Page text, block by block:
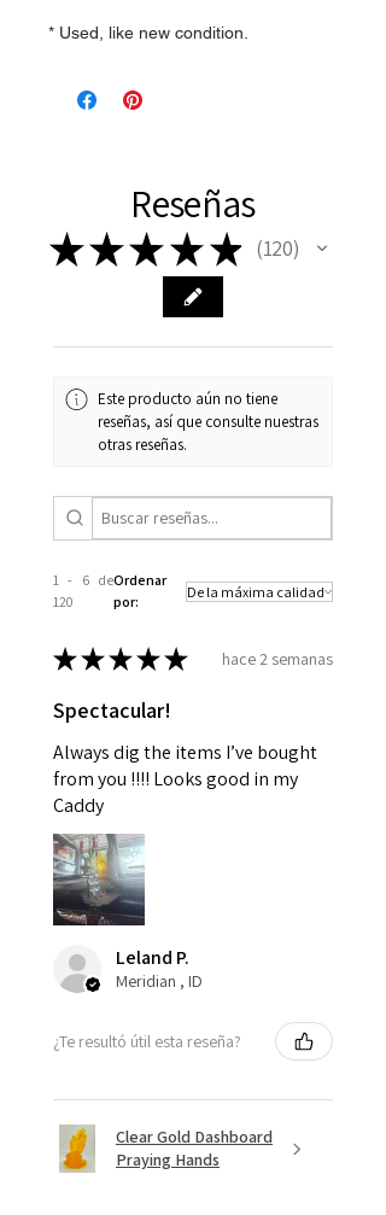
* Used, like new condition.
Reseñas
★★★ ★ ★ 120
120
Este producto aún no tiene
reseñas, así que consulte nuestras
otras reseñas.
1 - 6 de
120
Ordenar
por:
★★★★★ hace 2 semanas
Spectacular!
Always dig the items I’ve bought
from you !!!! Looks good in my
Caddy
Leland P.
Meridian , ID
¿Te resultó útil esta reseña?
Clear Gold Dashboard
Praying Hands